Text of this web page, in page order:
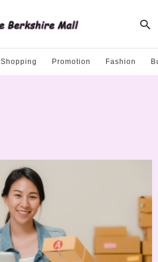
Shopping Promotion Fashion